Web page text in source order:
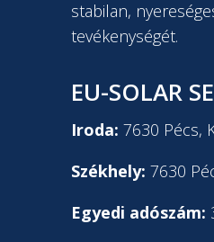
stabilan,
tevékenységét.
EU-SOLAR SE
Iroda: 7630 Pécs,
Székhely: 7630
Egyedi adószám: